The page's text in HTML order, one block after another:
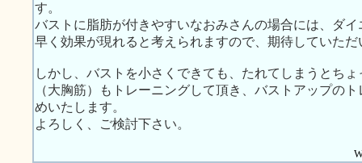
す。
バストに脂肪が付きやすいなおみさんの場合には、ダ
早く効果が現れると考えられますので、期待していた
しかし、バストを小さくできても、たれてしまうとち
（大胸筋）もトレーニングして頂き、バストアップの
めいたします。
よろしく、ご検討下さい。